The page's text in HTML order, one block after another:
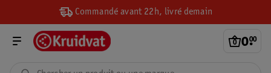
Commandé avant 22h, livré demain
0.
00